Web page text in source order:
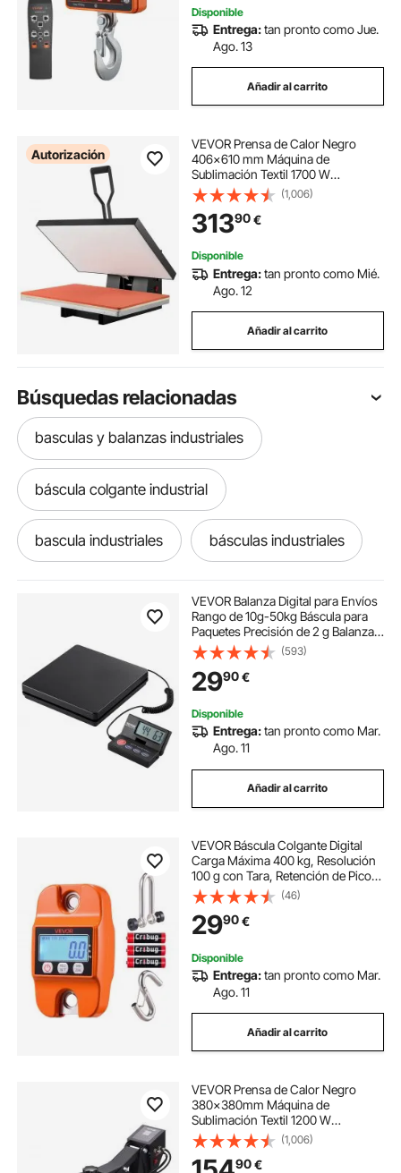
Disponible
Entrega:tan pronto como Jue.
Ago. 13
Añadir al carrito
Autorización
VEVOR Prensa de Calor Negro
406x610 mm Máquina de
Sublimación Textil 1700 W
Calentamiento Rápido Prensa de
Calor por Transferencia por
Sublimación Digital e Industrial para
Camiseta, Bolso, Almohada
(1,006)
31390€
Disponible
Entrega:tan pronto como Mié.
Ago. 12
Añadir al carrito
Búsquedas relacionadas
basculas y balanzas industriales
báscula colgante industrial
bascula industriales básculas industriales
estructuras industriales grúa industrial
transportadora industrial
aparador industrial grande
balanzas industriales
balanza industrial
freidora industrial freidoras
ventilador industrial para conductos
VEVOR Balanza Digital para Envíos
Rango de 10g-50kg Báscula para
Paquetes Precisión de 2 g Balanza
Postal Digital Pantalla LCD Plegable
de 90° para Equipajes Alimentada
por CA/CC Certificado FCC
(593)
2990€
Disponible
Entrega:tan pronto como Mar.
Ago. 11
Añadir al carrito
VEVOR Báscula Colgante Digital
Carga Máxima 400 kg, Resolución
100 g con Tara, Retención de Pico
Datos, Pantalla LCD, Aluminio
Fundido, Escala Digital de Grúa
Portátil para Pesca Almacén Taller
Granja
(46)
2990€
Disponible
Entrega:tan pronto como Mar.
Ago. 11
Añadir al carrito
VEVOR Prensa de Calor Negro
380x380mm Máquina de
Sublimación Textil 1200 W
Calentamiento Rápido Prensa de
Calor por Transferencia por
Sublimación Digital e Industrial para
(1,006)
90€